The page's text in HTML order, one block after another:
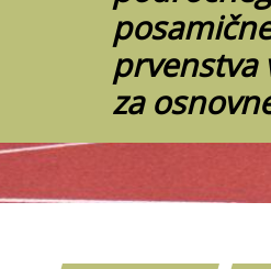
prvenstva
za